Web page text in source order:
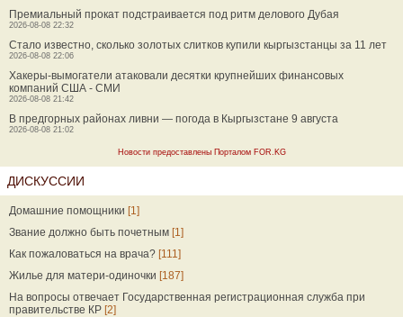
Премиальный прокат подстраивается под ритм делового Дубая
2026-08-08 22:32
Стало известно, сколько золотых слитков купили кыргызстанцы за 11 лет
2026-08-08 22:06
Хакеры-вымогатели атаковали десятки крупнейших финансовых
компаний США - СМИ
2026-08-08 21:42
В предгорных районах ливни — погода в Кыргызстане 9 августа
2026-08-08 21:02
Новости предоставлены Порталом FOR.KG
ДИСКУССИИ
Домашние помощники [1]
Звание должно быть почетным [1]
Как пожаловаться на врача? [111]
Жилье для матери-одиночки [187]
На вопросы отвечает Государственная регистрационная служба при
правительстве КР [2]